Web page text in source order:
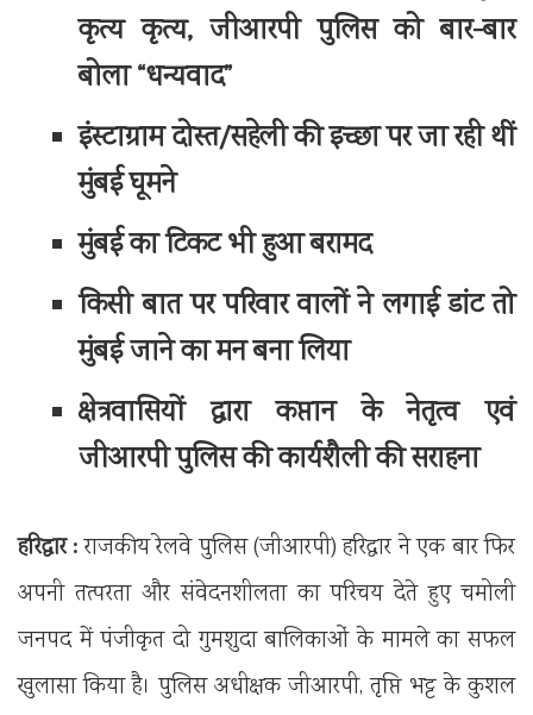
कृत्य कृत्य, जीआरपी पुलिस को बार-बार
बोला “धन्यवाद”
इंस्टाग्राम दोस्त/सहेली की इच्छा पर जा रही थीं
मुंबई घूमने
मुंबई का टिकट भी हुआ बरामद
किसी बात पर परिवार वालों ने लगाई डांट तो
मुंबई जाने का मन बना लिया
क्षेत्रवासियों द्वारा कप्तान के नेतृत्व एवं
जीआरपी पुलिस की कार्यशैली की सराहना
हरिद्वार :राजकीय रेलवे पुलिस (जीआरपी) हरिद्वार ने एक बार फिर
अपनी तत्परता और संवेदनशीलता का परिचय देते हुए चमोली
जनपद में पंजीकृत दो गुमशुदा बालिकाओं के मामले का सफल
खुलासा किया है। पुलिस अधीक्षक जीआरपी, तृप्ति भट्ट के कुशल